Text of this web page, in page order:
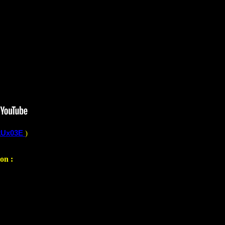
)
: